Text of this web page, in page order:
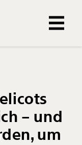
– und
um